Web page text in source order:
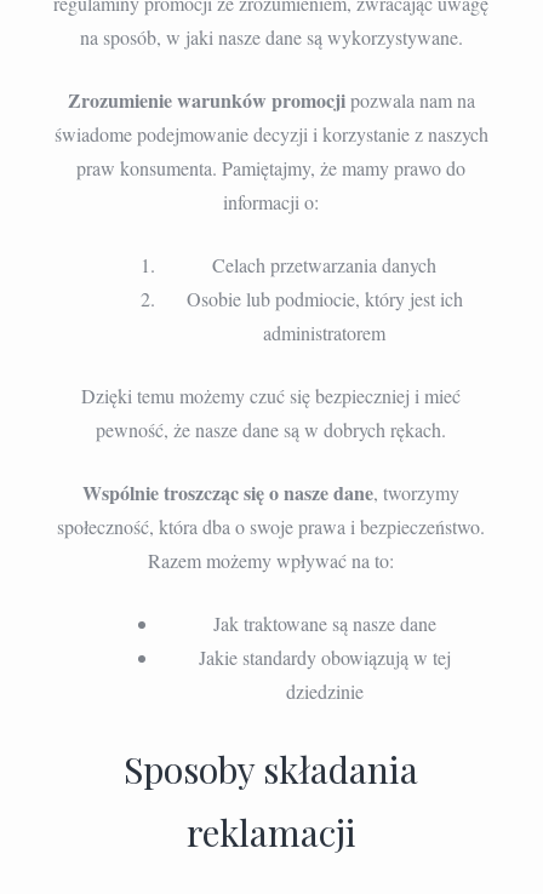
na sposób, w jaki nasze dane są wykorzystywane.
Zrozumienie warunków promocjipozwala nam na
świadome podejmowanie decyzji i korzystanie z naszych
praw konsumenta. Pamiętajmy, że mamy prawo do
informacji o:
Celach przetwarzania danych
Osobie lub podmiocie, który jest ich
administratorem
Dzięki temu możemy czuć się bezpieczniej i mieć
pewność, że nasze dane są w dobrych rękach.
Wspólnie troszcząc się o nasze dane, tworzymy
społeczność, która dba o swoje prawa i bezpieczeństwo.
Razem możemy wpływać na to:
Jak traktowane są nasze dane
Jakie standardy obowiązują w tej
dziedzinie
Sposoby składania
reklamacji